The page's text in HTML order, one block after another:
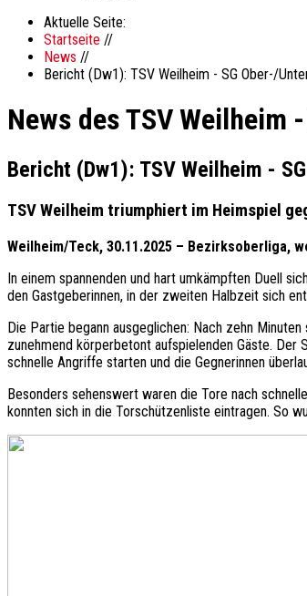
Aktuelle Seite:
Startseite //
News //
Bericht (Dw1): TSV Weilheim - SG Ober-/
News des TSV Weilheim -
Bericht (Dw1): TSV Weilheim -
TSV Weilheim triumphiert im Heimspiel
Weilheim/Teck, 30.11.2025 – Bezirksoberliga,
In einem spannenden und hart umkämpften Duell
den Gastgeberinnen, in der zweiten Halbzeit sich
Die Partie begann ausgeglichen: Nach zehn
zunehmend körperbetont aufspielenden Gäste.
schnelle Angriffe starten und die Gegnerinnen
Besonders sehenswert waren die Tore nach
konnten sich in die Torschützenliste eintragen. So